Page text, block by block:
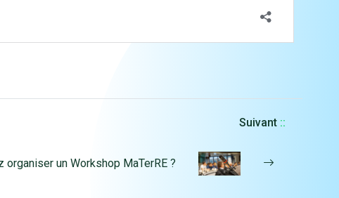
Suivant ::
organiser un Workshop MaTerRE ?